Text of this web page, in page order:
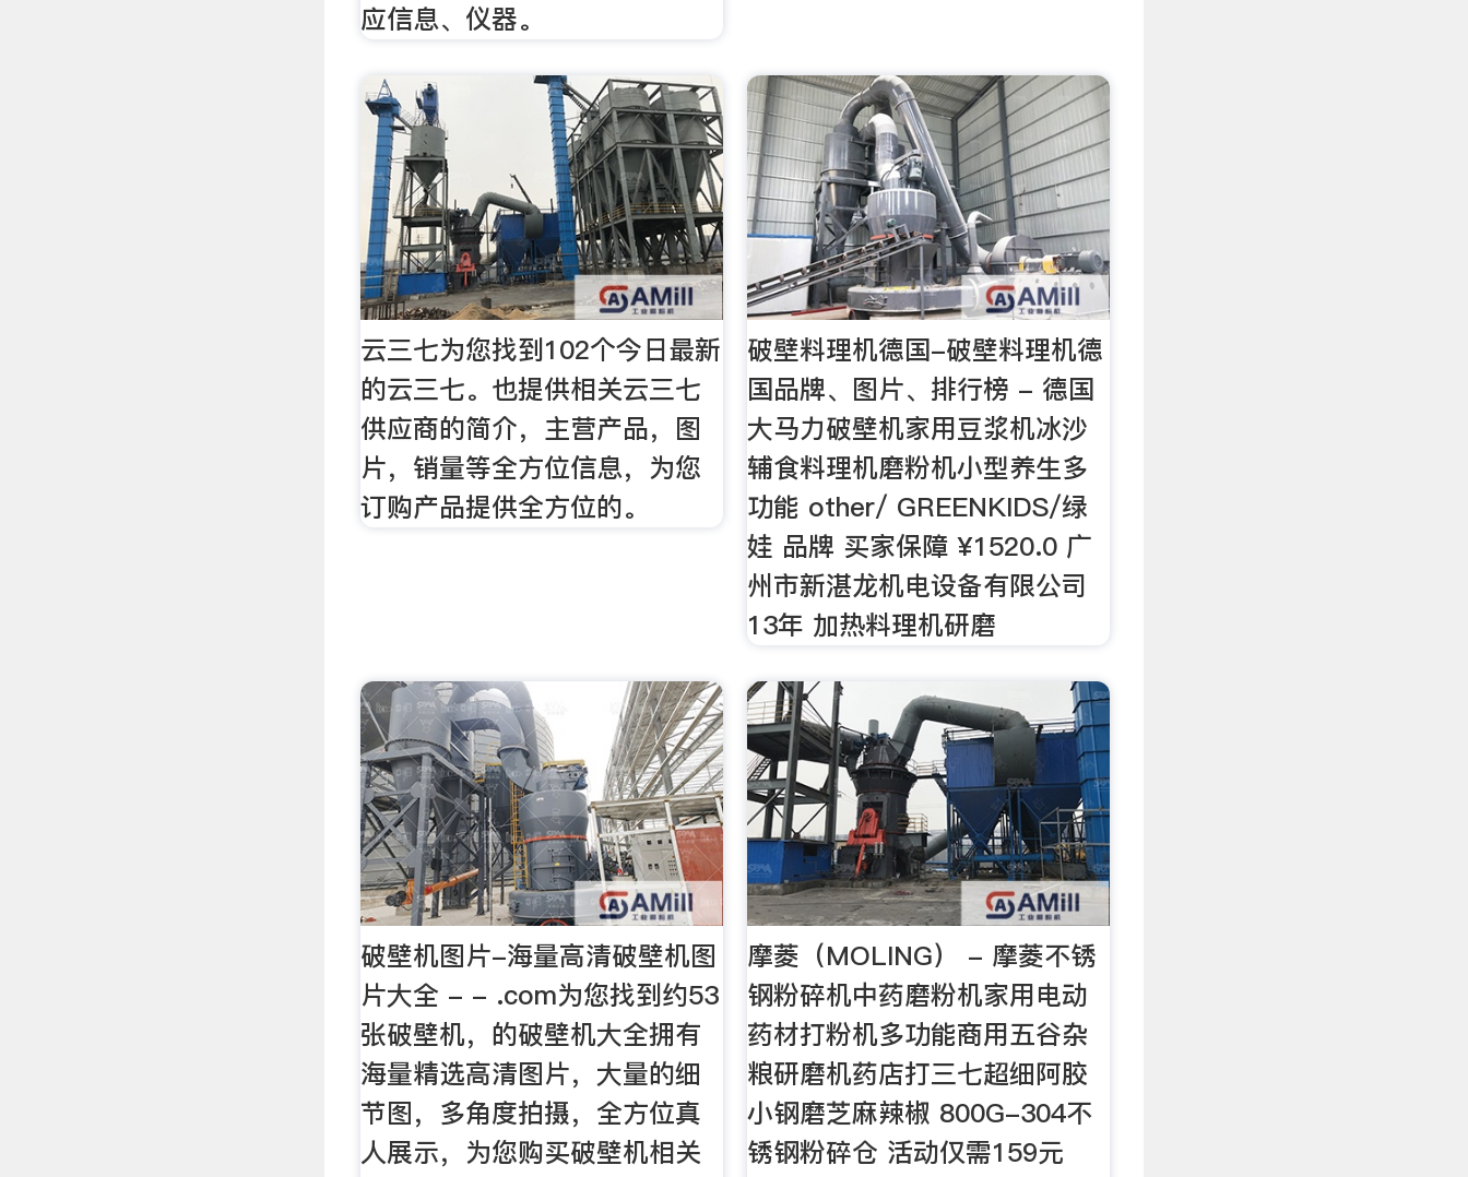
应信息、仪器。
云三七为您找到102个今日最新
的云三七。也提供相关云三七
供应商的简介，主营产品，图
片，销量等全方位信息，为您
订购产品提供全方位的。
破壁料理机德国-破壁料理机德
国品牌、图片、排行榜 - 德国
大马力破壁机家用豆浆机冰沙
辅食料理机磨粉机小型养生多
功能 other/ GREENKIDS/绿
娃 品牌 买家保障 ¥1520.0 广
州市新湛龙机电设备有限公司
13年 加热料理机研磨
破壁机图片-海量高清破壁机图
片大全 - - .com为您找到约53
张破壁机，的破壁机大全拥有
海量精选高清图片，大量的细
节图，多角度拍摄，全方位真
人展示，为您购买破壁机相关
摩菱（MOLING） - 摩菱不锈
钢粉碎机中药磨粉机家用电动
药材打粉机多功能商用五谷杂
粮研磨机药店打三七超细阿胶
小钢磨芝麻辣椒 800G-304不
锈钢粉碎仓 活动仅需159元